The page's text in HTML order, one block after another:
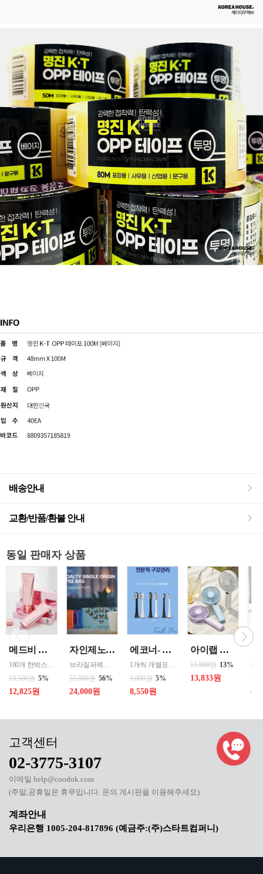
배송안내
교환/반품/환불 안내
동일 판매자 상품
메드비 원더핏 비비 13호 50ml
100개 한박스 도매 상담환영 - 문의 쿠독 -
13,500원 5%
12,825원
자인제노 3종 21입 싱글 로스팅 커피백 13ml 고용량 1케이스 단위 판매
브라질퍼팩트내추럴커피 7개 에티오피아 게데브 워시드커피 7개 콜롬비아 슈가케인 7개
55,000원 56%
24,000원
에코너- MS2 티스프로 음파 전동칫솔모 1입 단품 *3개 / 색상선택 화이트 블랙 선택
1개씩 개별포장되어있고 3개 단위로 판매중입니다
9,000원 5%
8,550원
아이랩 클래식 LED 팬 2026년신형 3단계바람조절 LED 무선 테이블가능
15,900원 13%
13,833원
02-3775-3107
이메일 help@coodok.com
(주말,공휴일은 휴무입니다. 문의 게시판을 이용해주세요)
우리은행 1005-204-817896 (예금주:(주)스타트컴퍼니)